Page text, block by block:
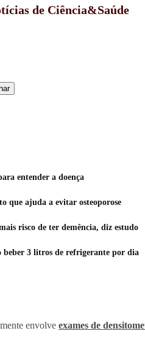
de Ciência&Saúde
entender a doença
que ajuda a evitar osteoporose
risco de ter demência, diz estudo
beber 3 litros de refrigerante por dia
envolve exames de